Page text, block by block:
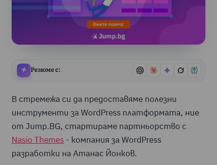
Резюме с:
В стремежа си да предоставяме полезни
инструменти за WordPress платформата, ние
от Jump.BG, стартираме партньорство с
Nasio Themes- компания за WordPress
разработки на Атанас Йонков.